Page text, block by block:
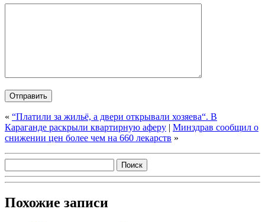
« “Платили за жильё, а двери открывали хозяева“. В
Караганде раскрыли квартирную аферу | Минздрав сообщил о
снижении цен более чем на 660 лекарств »
Похожие записи